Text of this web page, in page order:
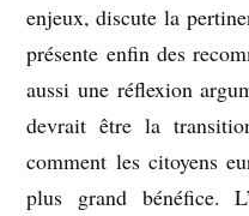
enjeux, discute la
présente enfin des
aussi une réflexion
devrait être la
comment les citoyens
plus grand bénéfice.